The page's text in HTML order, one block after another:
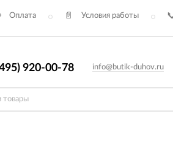
Оплата Условия работы
920-00-78 info@butik-duhov.ru